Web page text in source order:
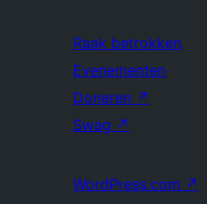
Raak betrokken
Evenementen
Doneren ↗
Swag ↗
WordPress.com ↗